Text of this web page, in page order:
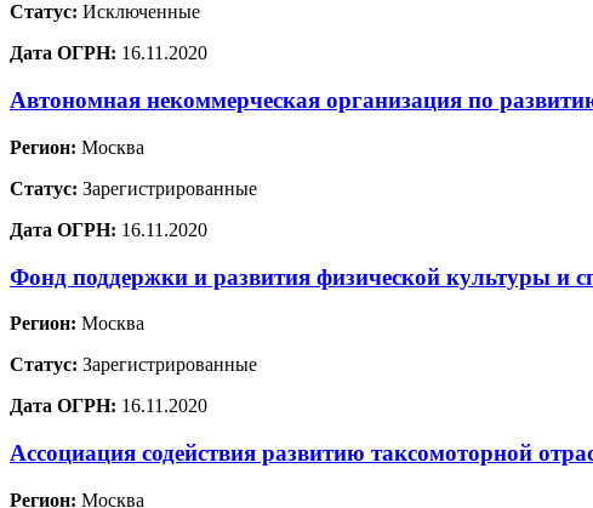
Статус: Исключенные
Дата ОГРН: 16.11.2020
Автономная некоммерческая организация по
Регион: Москва
Статус: Зарегистрированные
Дата ОГРН: 16.11.2020
Фонд поддержки и развития физической культуры и
Регион: Москва
Статус: Зарегистрированные
Дата ОГРН: 16.11.2020
Ассоциация содействия развитию таксомоторной
Регион: Москва